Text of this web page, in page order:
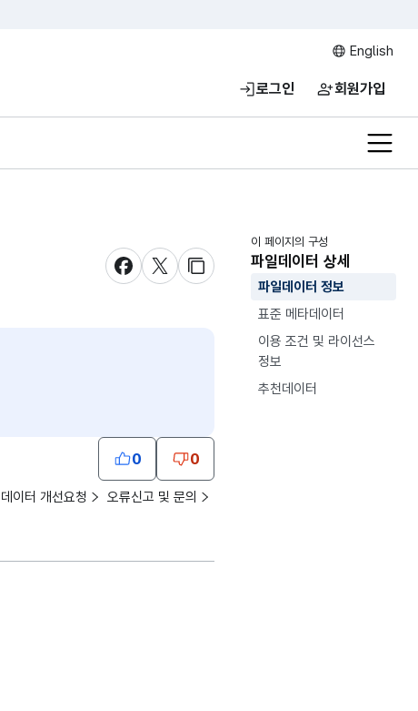
English
로그인 회원가입
전체
새창 열림새창 열림새창 열림
0 0
이 페이지의 구성
파일데이터 상세
파일데이터 정보
표준 메타데이터
이용 조건 및 라이선스
정보
추천데이터
데이터 개선요청 오류신고 및 문의